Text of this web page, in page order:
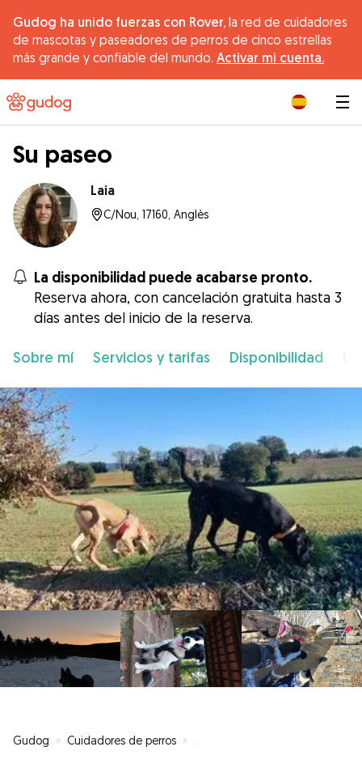
Gudog ha unido fuerzas con Rover, la red de cuidadores
de mascotas y paseadores de perros de cinco estrellas
más grande y confiable del mundo. Activar mi cuenta.
Su paseo
Laia
C/Nou, 17160, Anglès
La disponibilidad puede acabarse pronto.
Reserva ahora, con cancelación gratuita hasta 3
días antes del inicio de la reserva.
Sobre mí Servicios y tarifas Disponibilidad
Gudog » Cuidadores de perros »